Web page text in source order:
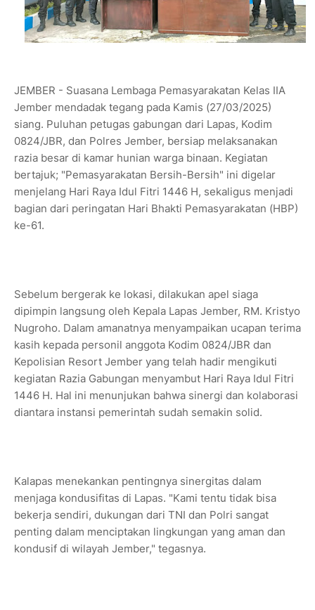
JEMBER - Suasana Lembaga Pemasyarakatan Kelas IIA
Jember mendadak tegang pada Kamis (27/03/2025)
siang. Puluhan petugas gabungan dari Lapas, Kodim
0824/JBR, dan Polres Jember, bersiap melaksanakan
razia besar di kamar hunian warga binaan. Kegiatan
bertajuk; "Pemasyarakatan Bersih-Bersih" ini digelar
menjelang Hari Raya Idul Fitri 1446 H, sekaligus menjadi
bagian dari peringatan Hari Bhakti Pemasyarakatan (HBP)
ke-61.
Sebelum bergerak ke lokasi, dilakukan apel siaga
dipimpin langsung oleh Kepala Lapas Jember, RM. Kristyo
Nugroho. Dalam amanatnya menyampaikan ucapan terima
kasih kepada personil anggota Kodim 0824/JBR dan
Kepolisian Resort Jember yang telah hadir mengikuti
kegiatan Razia Gabungan menyambut Hari Raya Idul Fitri
1446 H. Hal ini menunjukan bahwa sinergi dan kolaborasi
diantara instansi pemerintah sudah semakin solid.
Kalapas menekankan pentingnya sinergitas dalam
menjaga kondusifitas di Lapas. "Kami tentu tidak bisa
bekerja sendiri, dukungan dari TNI dan Polri sangat
penting dalam menciptakan lingkungan yang aman dan
kondusif di wilayah Jember," tegasnya.